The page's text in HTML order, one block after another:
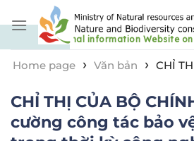
to
content
Home page › Văn bản › CHỈ
kỳ công nghiệp hóa, hiện
CHỈ THỊ CỦA BỘ
cường công tác bảo